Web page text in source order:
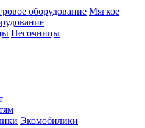
Мягкое
Песочницы
Экомобилики